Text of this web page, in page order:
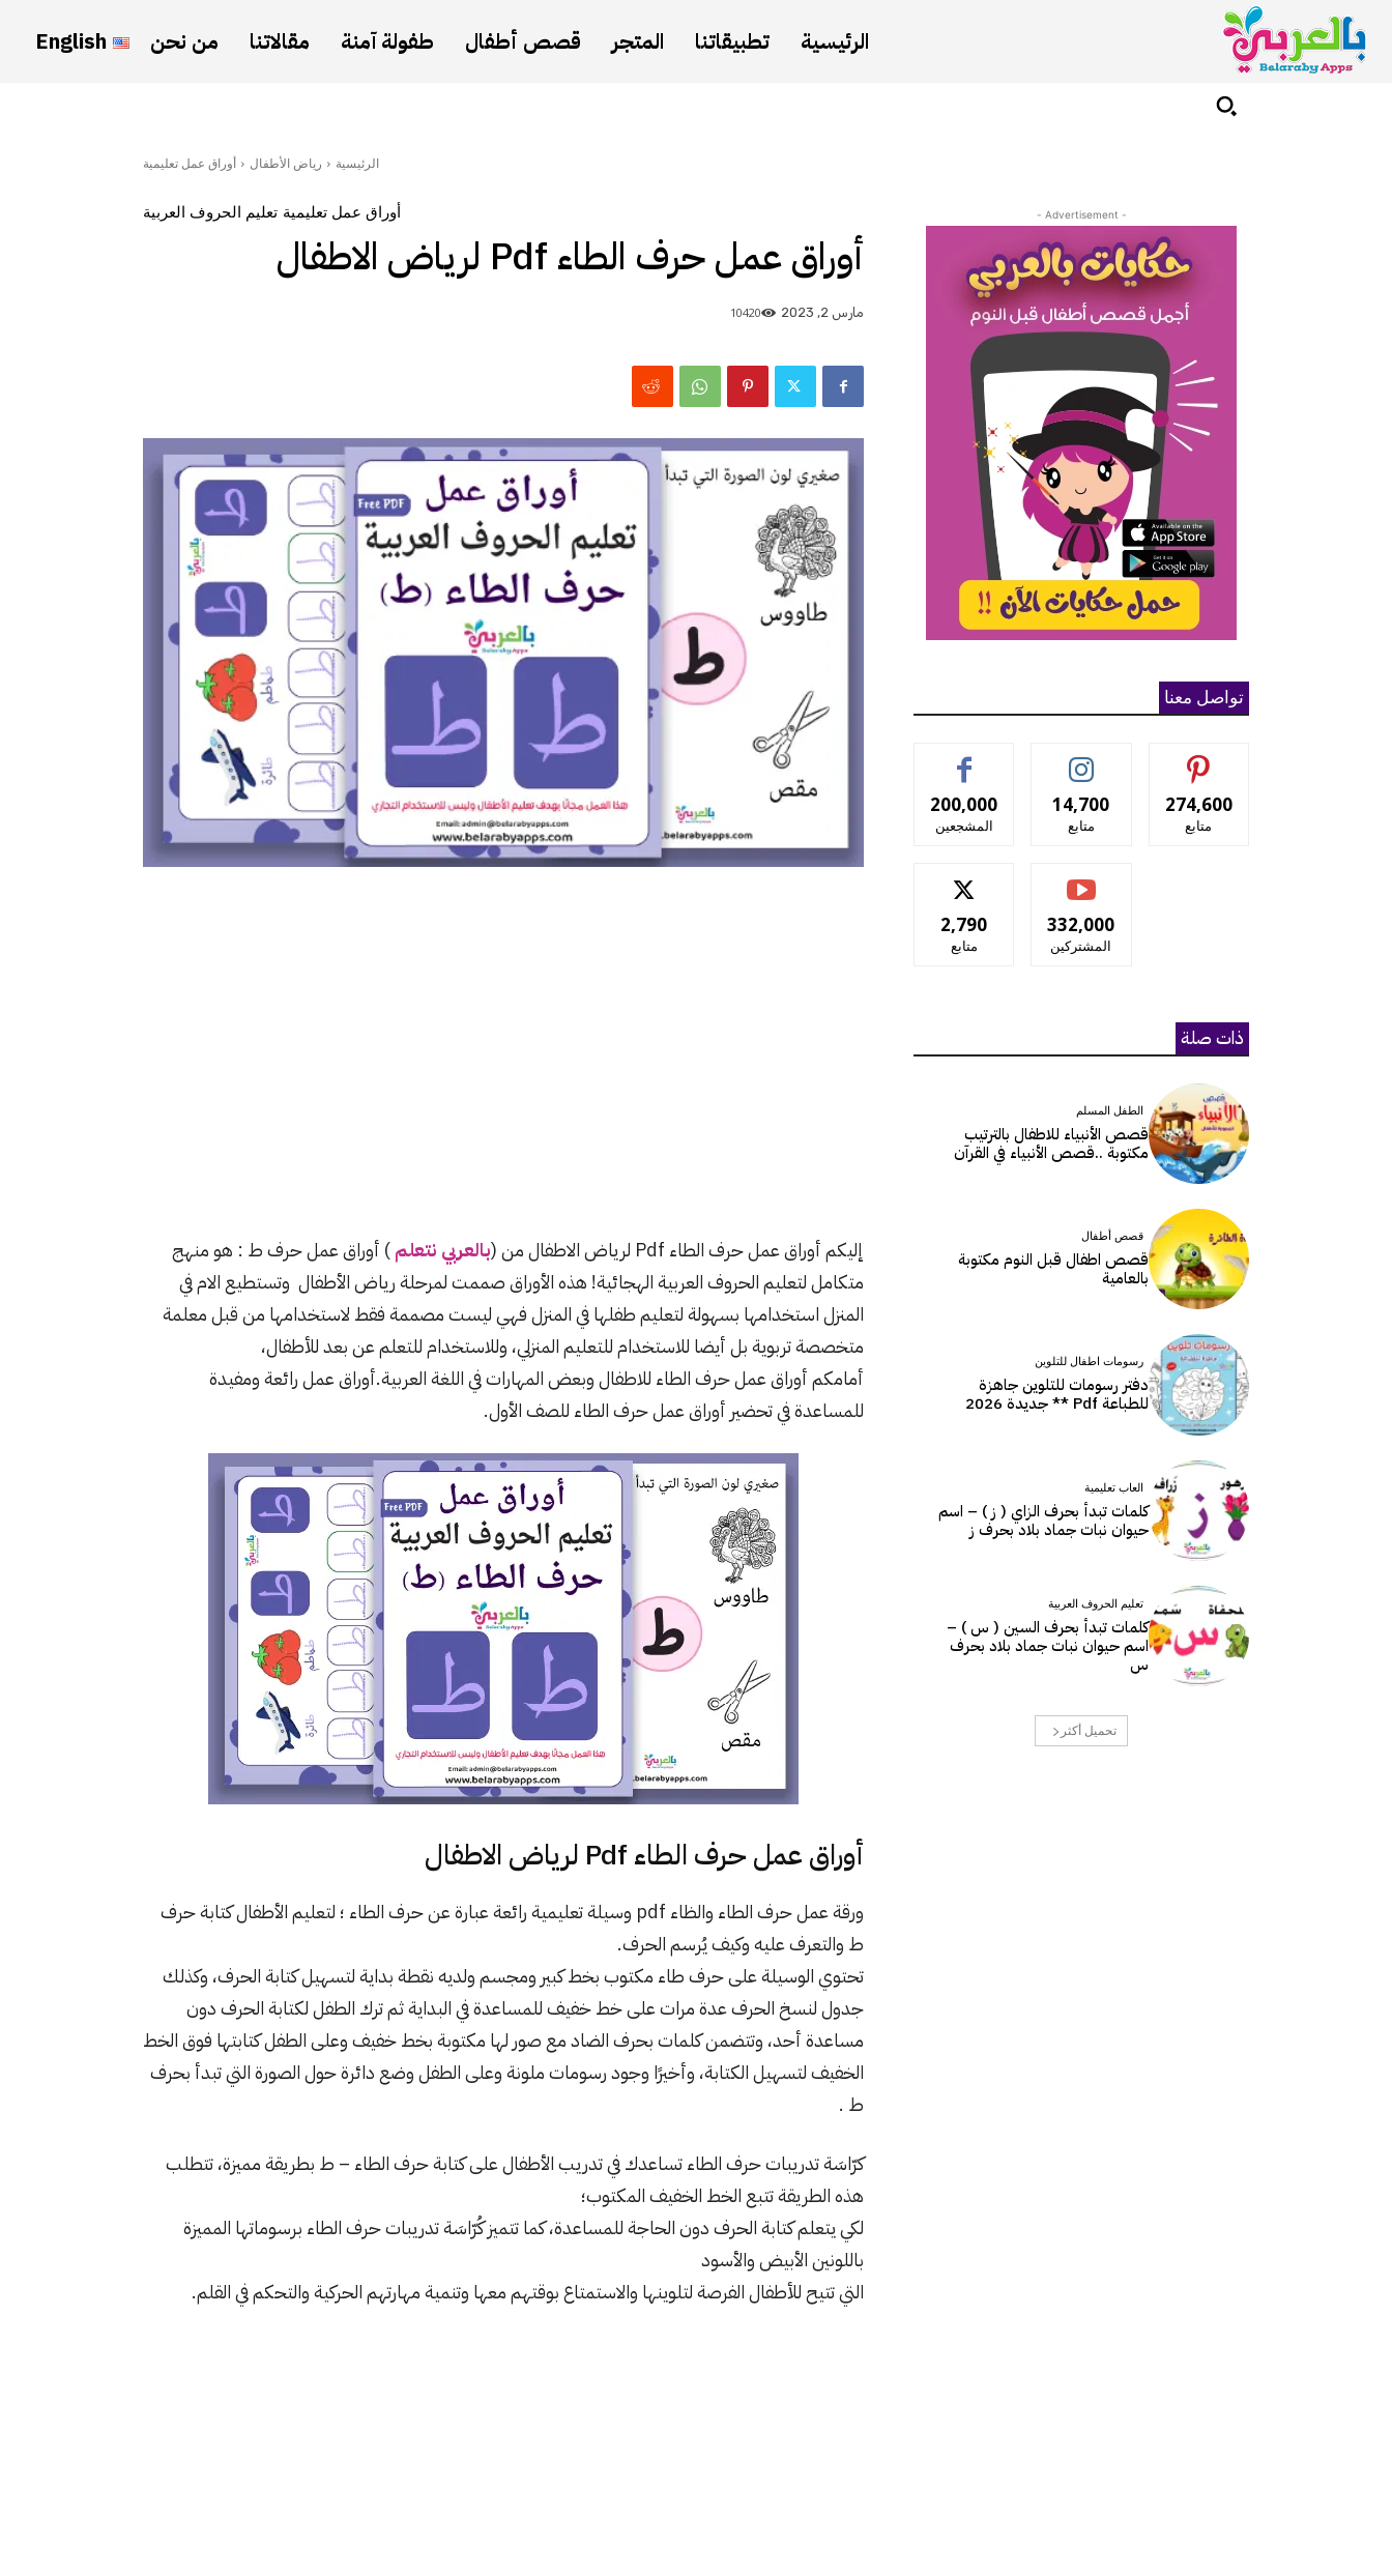
الرئيسية تطبيقاتنا المتجر قصص أطفال طفولة آمنة مقالاتنا من نحن English
الرئيسية رياض الأطفال أوراق عمل تعليمية
أوراق عمل تعليمية تعليم الحروف العربية
أوراق عمل حرف الطاء Pdf لرياض الاطفال
مارس 2, 2023 10420
إليكم أوراق عمل حرف الطاء Pdf لرياض الاطفال من ( بالعربي نتعلم) أوراق عمل حرف ط : هو منهج
متكامل لتعليم الحروف العربية الهجائية! هذه الأوراق صممت لمرحلة رياض الأطفال وتستطيع الام في
المنزل استخدامها بسهولة لتعليم طفلها في المنزل فهي ليست مصممة فقط لاستخدامها من قبل معلمة
متخصصة تربوية بل أيضا للاستخدام للتعليم المنزلي، وللاستخدام للتعلم عن بعد للأطفال،
أمامكم أوراق عمل حرف الطاء للاطفال وبعض المهارات في اللغة العربية.أوراق عمل رائعة ومفيدة
للمساعدة في تحضير أوراق عمل حرف الطاء للصف الأول.
أوراق عمل حرف الطاء Pdf لرياض الاطفال
ورقة عمل حرف الطاء والظاء pdf وسيلة تعليمية رائعة عبارة عن حرف الطاء ؛ لتعليم الأطفال كتابة حرف
ط والتعرف عليه وكيف يُرسم الحرف.
تحتوي الوسيلة على حرف طاء مكتوب بخط كبير ومجسم ولديه نقطة بداية لتسهيل كتابة الحرف، وكذلك
جدول لنسخ الحرف عدة مرات على خط خفيف للمساعدة في البداية ثم ترك الطفل لكتابة الحرف دون
مساعدة أحد، وتتضمن كلمات بحرف الضاد مع صور لها مكتوبة بخط خفيف وعلى الطفل كتابتها فوق الخط
الخفيف لتسهيل الكتابة، وأخيرًا وجود رسومات ملونة وعلى الطفل وضع دائرة حول الصورة التي تبدأ بحرف
ط .
كرّاسَة تدريبات حرف الطاء تساعدك في تدريب الأطفال على كتابة حرف الطاء – ط بطريقة مميزة، تتطلب
هذه الطريقة تتبع الخط الخفيف المكتوب؛
لكي يتعلم كتابة الحرف دون الحاجة للمساعدة، كما تتميز كُرّاسَة تدريبات حرف الطاء برسوماتها المميزة
باللونين الأبيض والأسود
التي تتيح للأطفال الفرصة لتلوينها والاستمتاع بوقتهم معها وتنمية مهارتهم الحركية والتحكم في القلم.
- Advertisement -
تواصل معنا
200,000
المشجعين
14,700
متابع
274,600
متابع
2,790
متابع
332,000
المشتركين
ذات صلة
الطفل المسلم
قصص الأنبياء للاطفال بالترتيب
مكتوبة ..قصص الأنبياء في القرآن
قصص أطفال
قصص اطفال قبل النوم مكتوبة
بالعامية
رسومات اطفال للتلوين
دفتر رسومات للتلوين جاهزة
للطباعة Pdf ** جديدة 2026
العاب تعليمية
كلمات تبدأ بحرف الزاي ( ز ) – اسم
حيوان نبات جماد بلاد بحرف ز
تعليم الحروف العربية
كلمات تبدأ بحرف السين ( س ) –
اسم حيوان نبات جماد بلاد بحرف
س
تحميل أكثر